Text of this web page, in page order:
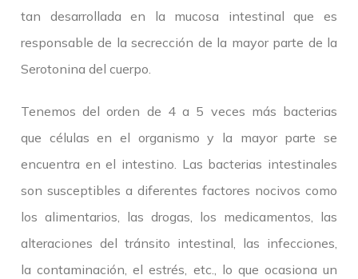
tan desarrollada en la mucosa intestinal que es
responsable de la secrección de la mayor parte de la
Serotonina del cuerpo.
Tenemos del orden de 4 a 5 veces más bacterias
que células en el organismo y la mayor parte se
encuentra en el intestino. Las bacterias intestinales
son susceptibles a diferentes factores nocivos como
los alimentarios, las drogas, los medicamentos, las
alteraciones del tránsito intestinal, las infecciones,
la contaminación, el estrés, etc., lo que ocasiona un